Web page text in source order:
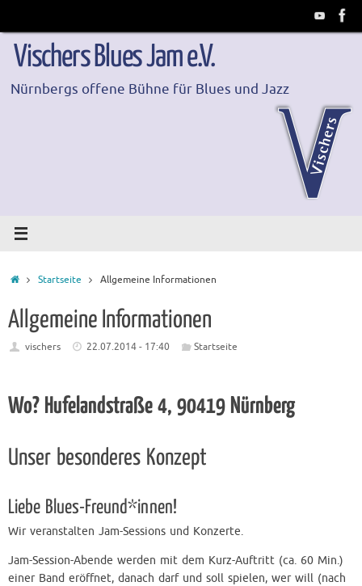
springen
Vischers Blues Jam e.V.
Nürnbergs offene Bühne für Blues und Jazz
StartStartseite Allgemeine Informationen
Allgemeine Informationen
vischers 22.07.2014 - 17:40 Startseite
Wo? Hufelandstraße 4, 90419 Nürnberg
Unser besonderes Konzept
Liebe Blues-Freund*innen!
Wir veranstalten Jam-Sessions und Konzerte.
Jam-Session-Abende werden mit dem Kurz-Auftritt (ca. 60 Min.)
einer Band eröffnet, danach darf und soll spielen, wer will (nach